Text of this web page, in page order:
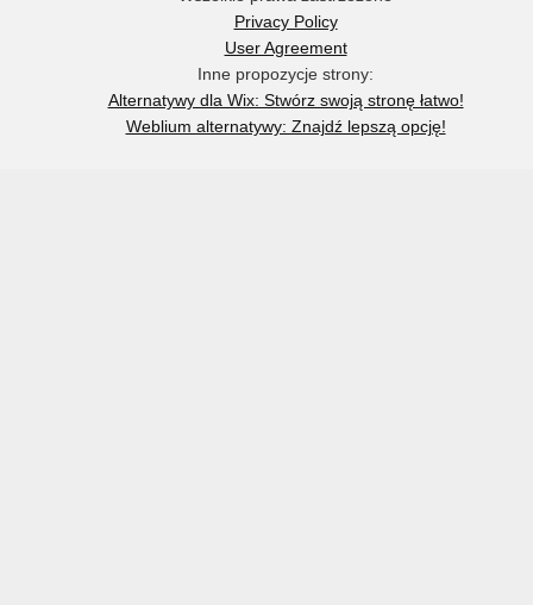
Privacy Policy
User Agreement
Inne propozycje strony:
Alternatywy dla Wix: Stwórz swoją stronę łatwo!
Weblium alternatywy: Znajdź lepszą opcję!